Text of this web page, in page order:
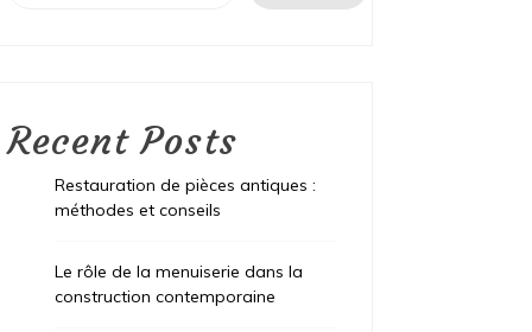
Recent Posts
Restauration de pièces antiques :
méthodes et conseils
Le rôle de la menuiserie dans la
construction contemporaine